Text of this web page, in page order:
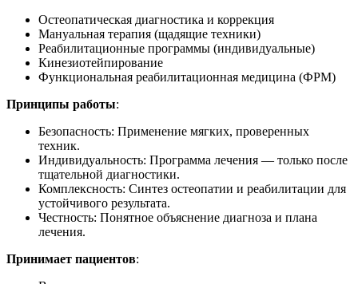
Остеопатическая диагностика и коррекция
Мануальная терапия (щадящие техники)
Реабилитационные программы (индивидуальные)
Кинезиотейпирование
Функциональная реабилитационная медицина (ФРМ)
Принципы работы:
Безопасность: Применение мягких, проверенных
техник.
Индивидуальность: Программа лечения — только после
тщательной диагностики.
Комплексность: Синтез остеопатии и реабилитации для
устойчивого результата.
Честность: Понятное объяснение диагноза и плана
лечения.
Принимает пациентов: